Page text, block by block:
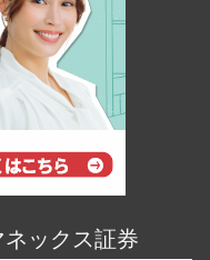
ックス証券